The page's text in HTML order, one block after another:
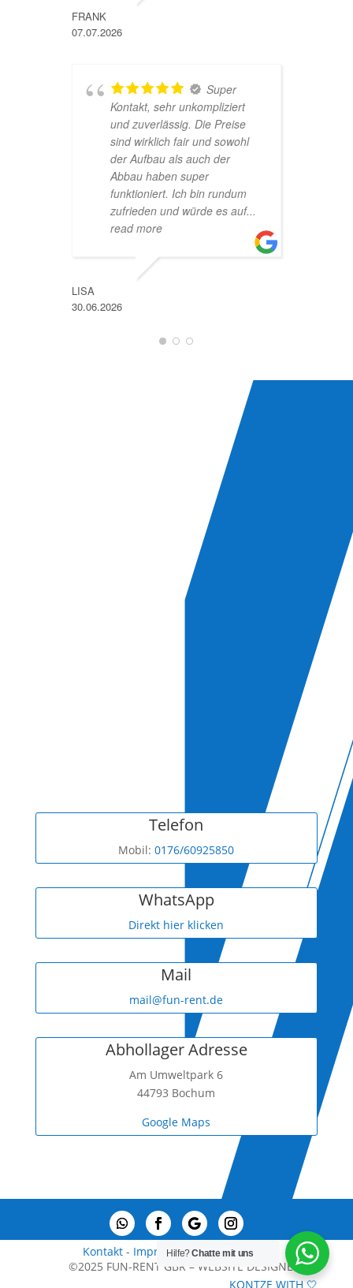
FRANK
07.07.2026
Super
Kontakt, sehr unkompliziert
und zuverlässig. Die Preise
sind wirklich fair und sowohl
der Aufbau als auch der
Abbau haben super
funktioniert. Ich bin rundum
zufrieden und würde es auf...
read more
LISA
30.06.2026
Telefon
Mobil:0176/60925850
WhatsApp
Direkt hier klicken
Mail
mail@fun-rent.de
Abhollager Adresse
Am Umweltpark 6
44793 Bochum
Google Maps
Kontakt - Impressum-Datenschutz
©2025 FUN-RENT GBR – WEBSITE DESIGNED BY
KONTZE WITH 🤍
Hilfe?Chatte mit uns